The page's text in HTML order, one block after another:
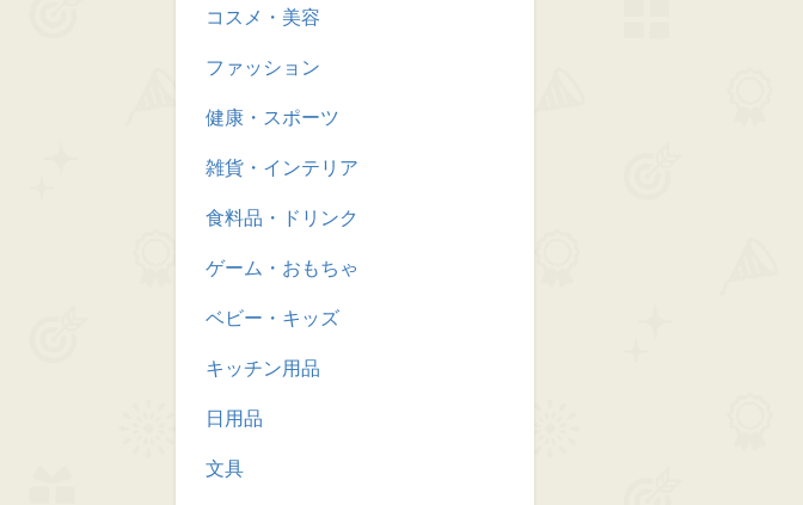
コスメ・美容
ファッション
健康・スポーツ
雑貨・インテリア
食料品・ドリンク
ゲーム・おもちゃ
ベビー・キッズ
キッチン用品
日用品
文具